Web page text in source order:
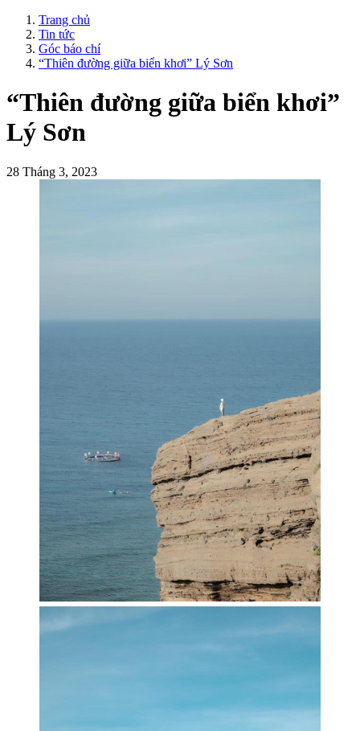
Trang chủ
Tin tức
Góc báo chí
“Thiên đường giữa biển khơi” Lý Sơn
“Thiên đường giữa biển khơi”
Lý Sơn
28 Tháng 3, 2023